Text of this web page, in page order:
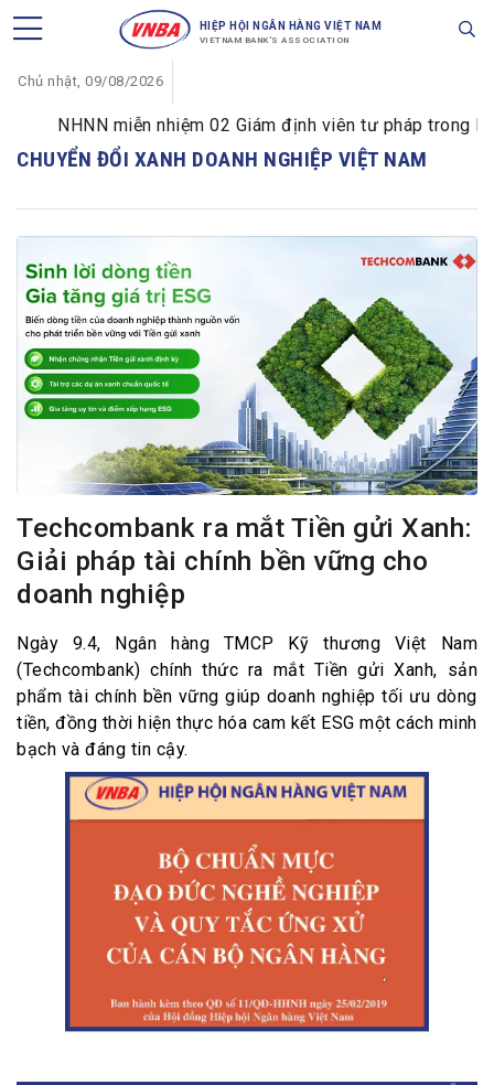
HIỆP HỘI NGÂN HÀNG VIỆT NAM
VIETNAM BANK'S ASSOCIATION
Chủ nhật, 09/08/2026
NHNN miễn nhiệm 02 Giám định viên tư pháp trong
CHUYỂN ĐỔI XANH DOANH NGHIỆP VIỆT NAM
Techcombank ra mắt Tiền gửi Xanh:
Giải pháp tài chính bền vững cho
doanh nghiệp
Ngày 9.4, Ngân hàng TMCP Kỹ thương Việt Nam
(Techcombank) chính thức ra mắt Tiền gửi Xanh, sản
phẩm tài chính bền vững giúp doanh nghiệp tối ưu dòng
tiền, đồng thời hiện thực hóa cam kết ESG một cách minh
bạch và đáng tin cậy.